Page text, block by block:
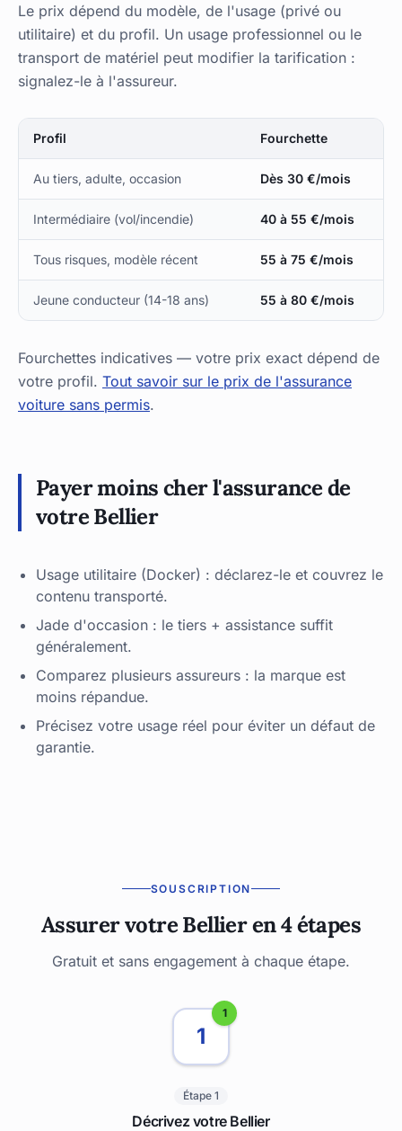
Le prix dépend du modèle, de l'usage (privé ou
utilitaire) et du profil. Un usage professionnel ou le
transport de matériel peut modifier la tarification :
signalez-le à l'assureur.
Profil Fourchette
Au tiers, adulte, occasion Dès 30 €/mois
Intermédiaire (vol/incendie) 40 à 55 €/mois
Tous risques, modèle récent 55 à 75 €/mois
Jeune conducteur (14-18 ans) 55 à 80 €/mois
Fourchettes indicatives — votre prix exact dépend de
votre profil. Tout savoir sur le prix de l'assurance
voiture sans permis.
Payer moins cher l'assurance de
votre Bellier
Usage utilitaire (Docker) : déclarez-le et couvrez le
contenu transporté.
Jade d'occasion : le tiers + assistance suffit
généralement.
Comparez plusieurs assureurs : la marque est
moins répandue.
Précisez votre usage réel pour éviter un défaut de
garantie.
SOUSCRIPTION
Assurer votre Bellier en 4 étapes
Gratuit et sans engagement à chaque étape.
1
1
Étape 1
Décrivez votre Bellier